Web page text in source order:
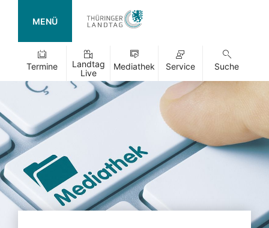
MENÜ
Termine
Landtag
Live
Mediathek Service Suche